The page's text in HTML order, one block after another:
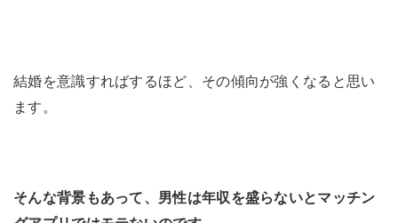
結婚を意識すればするほど、その傾向が強くなると思い
ます。
そんな背景もあって、男性は年収を盛らないとマッチン